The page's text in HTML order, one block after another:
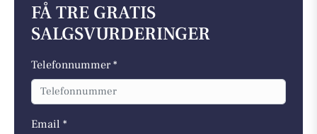
FÅ TRE GRATIS
SALGSVURDERINGER
Telefonnummer *
Email *